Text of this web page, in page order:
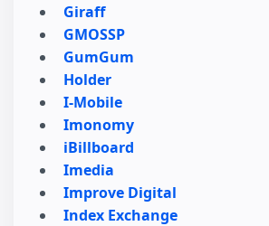
Giraff
GMOSSP
GumGum
Holder
I-Mobile
Imonomy
iBillboard
Imedia
Improve Digital
Index Exchange